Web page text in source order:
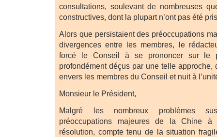
consultations, soulevant de nombreuses
constructives, dont la plupart n’ont pas été
Alors que persistaient des préoccupations
divergences entre les membres, le
forcé le Conseil à se prononcer sur le
profondément déçus par une telle approche,
envers les membres du Conseil et nuit à
Monsieur le Président,
Malgré les nombreux problèmes
préoccupations majeures de la Chine à
résolution, compte tenu de la situation